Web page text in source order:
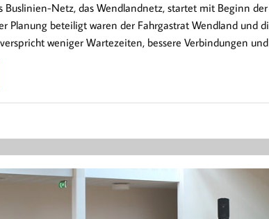
Buslinien-Netz, das Wendlandnetz, startet mit Beginn
Planung beteiligt waren der Fahrgastrat Wendland und
weniger Wartezeiten, bessere Verbindungen